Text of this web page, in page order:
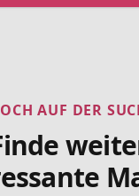
AUF DER